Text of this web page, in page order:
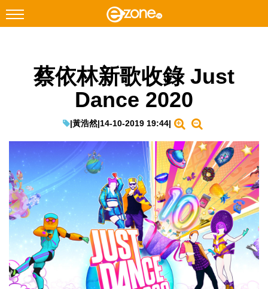
Facebook Instagram
遊戲動漫
教學評測
EduTech
IT Times
生成式AI與雲端應用
Enterprise Digital Transformation
特集
蔡依林新歌收錄 Just
Dance 2020
|黃浩然|14-10-2019 19:44|